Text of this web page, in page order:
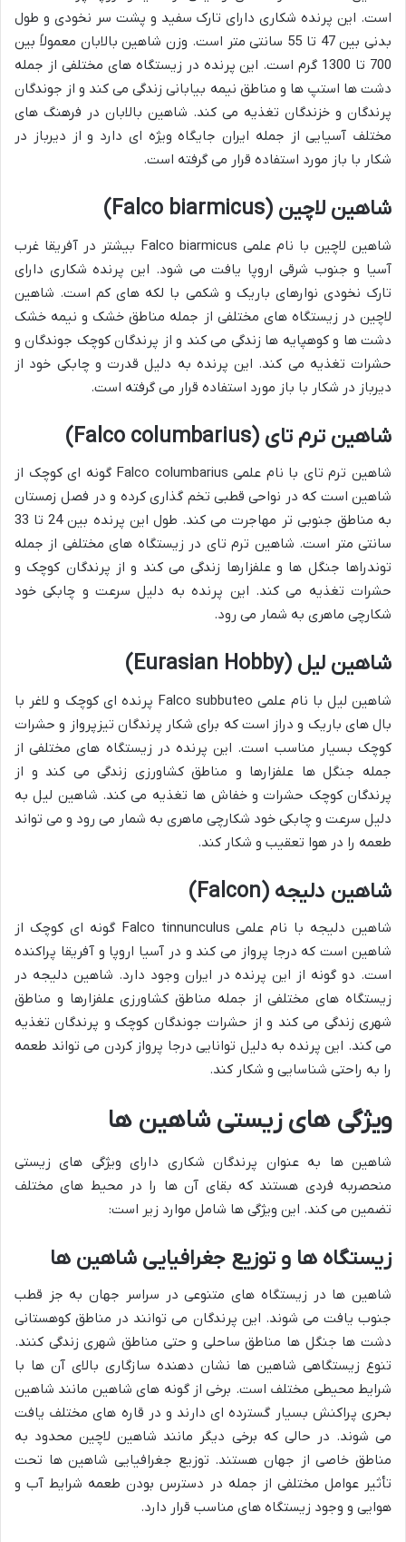
است. این پرنده شکاری دارای تارک سفید و پشت سر نخودی و طول
بدنی بین 47 تا 55 سانتی متر است. وزن شاهین بالابان معمولاً بین
700 تا 1300 گرم است. این پرنده در زیستگاه های مختلفی از جمله
دشت ها استپ ها و مناطق نیمه بیابانی زندگی می کند و از جوندگان
پرندگان و خزندگان تغذیه می کند. شاهین بالابان در فرهنگ های
مختلف آسیایی از جمله ایران جایگاه ویژه ای دارد و از دیرباز در
شکار با باز مورد استفاده قرار می گرفته است.
شاهین لاچین (Falco biarmicus)
شاهین لاچین با نام علمی Falco biarmicus بیشتر در آفریقا غرب
آسیا و جنوب شرقی اروپا یافت می شود. این پرنده شکاری دارای
تارک نخودی نوارهای باریک و شکمی با لکه های کم است. شاهین
لاچین در زیستگاه های مختلفی از جمله مناطق خشک و نیمه خشک
دشت ها و کوهپایه ها زندگی می کند و از پرندگان کوچک جوندگان و
حشرات تغذیه می کند. این پرنده به دلیل قدرت و چابکی خود از
دیرباز در شکار با باز مورد استفاده قرار می گرفته است.
شاهین ترم تای (Falco columbarius)
شاهین ترم تای با نام علمی Falco columbarius گونه ای کوچک از
شاهین است که در نواحی قطبی تخم گذاری کرده و در فصل زمستان
به مناطق جنوبی تر مهاجرت می کند. طول این پرنده بین 24 تا 33
سانتی متر است. شاهین ترم تای در زیستگاه های مختلفی از جمله
توندراها جنگل ها و علفزارها زندگی می کند و از پرندگان کوچک و
حشرات تغذیه می کند. این پرنده به دلیل سرعت و چابکی خود
شکارچی ماهری به شمار می رود.
شاهین لیل (Eurasian Hobby)
شاهین لیل با نام علمی Falco subbuteo پرنده ای کوچک و لاغر با
بال های باریک و دراز است که برای شکار پرندگان تیزپرواز و حشرات
کوچک بسیار مناسب است. این پرنده در زیستگاه های مختلفی از
جمله جنگل ها علفزارها و مناطق کشاورزی زندگی می کند و از
پرندگان کوچک حشرات و خفاش ها تغذیه می کند. شاهین لیل به
دلیل سرعت و چابکی خود شکارچی ماهری به شمار می رود و می تواند
طعمه را در هوا تعقیب و شکار کند.
شاهین دلیجه (Falcon)
شاهین دلیجه با نام علمی Falco tinnunculus گونه ای کوچک از
شاهین است که درجا پرواز می کند و در آسیا اروپا و آفریقا پراکنده
است. دو گونه از این پرنده در ایران وجود دارد. شاهین دلیجه در
زیستگاه های مختلفی از جمله مناطق کشاورزی علفزارها و مناطق
شهری زندگی می کند و از حشرات جوندگان کوچک و پرندگان تغذیه
می کند. این پرنده به دلیل توانایی درجا پرواز کردن می تواند طعمه
را به راحتی شناسایی و شکار کند.
ویژگی های زیستی شاهین ها
شاهین ها به عنوان پرندگان شکاری دارای ویژگی های زیستی
منحصربه فردی هستند که بقای آن ها را در محیط های مختلف
تضمین می کند. این ویژگی ها شامل موارد زیر است:
زیستگاه ها و توزیع جغرافیایی شاهین ها
شاهین ها در زیستگاه های متنوعی در سراسر جهان به جز قطب
جنوب یافت می شوند. این پرندگان می توانند در مناطق کوهستانی
دشت ها جنگل ها مناطق ساحلی و حتی مناطق شهری زندگی کنند.
تنوع زیستگاهی شاهین ها نشان دهنده سازگاری بالای آن ها با
شرایط محیطی مختلف است. برخی از گونه های شاهین مانند شاهین
بحری پراکنش بسیار گسترده ای دارند و در قاره های مختلف یافت
می شوند. در حالی که برخی دیگر مانند شاهین لاچین محدود به
مناطق خاصی از جهان هستند. توزیع جغرافیایی شاهین ها تحت
تأثیر عوامل مختلفی از جمله در دسترس بودن طعمه شرایط آب و
هوایی و وجود زیستگاه های مناسب قرار دارد.